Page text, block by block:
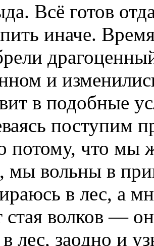
Всё готов
иначе.
и
в подобные
поступим
потому, что
мы вольны в
в лес, а
стая волков —
лес, заодно и